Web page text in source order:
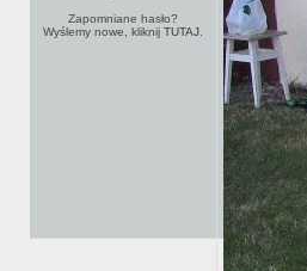
Zapomniane hasło?
Wyślemy nowe, kliknijTUTAJ